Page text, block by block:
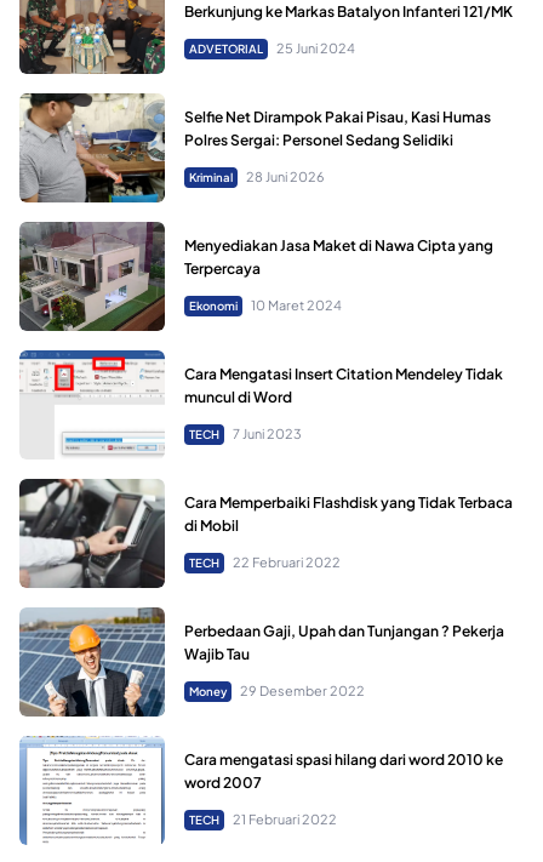
Berkunjung ke Markas Batalyon Infanteri 121/MK
ADVETORIAL 25 Juni 2024
Selfie Net Dirampok Pakai Pisau, Kasi Humas
Polres Sergai: Personel Sedang Selidiki
Kriminal 28 Juni 2026
Menyediakan Jasa Maket di Nawa Cipta yang
Terpercaya
Ekonomi 10 Maret 2024
Cara Mengatasi Insert Citation Mendeley Tidak
muncul di Word
TECH 7 Juni 2023
Cara Memperbaiki Flashdisk yang Tidak Terbaca
di Mobil
TECH 22 Februari 2022
Perbedaan Gaji, Upah dan Tunjangan ? Pekerja
Wajib Tau
Money 29 Desember 2022
Cara mengatasi spasi hilang dari word 2010 ke
word 2007
TECH 21 Februari 2022